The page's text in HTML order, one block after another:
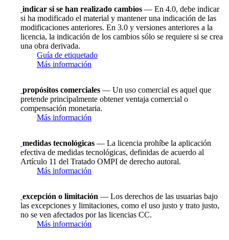
indicar si se han realizado cambios — En 4.0, debe indicar
si ha modificado el material y mantener una indicación de las
modificaciones anteriores. En 3.0 y versiones anteriores a la
licencia, la indicación de los cambios sólo se requiere si se crea
una obra derivada.
Guía de etiquetado
Más información
propósitos comerciales — Un uso comercial es aquel que
pretende principalmente obtener ventaja comercial o
compensación monetaria.
Más información
medidas tecnológicas — La licencia prohíbe la aplicación
efectiva de medidas tecnológicas, definidas de acuerdo al
Artículo 11 del Tratado OMPI de derecho autoral.
Más información
excepción o limitación — Los derechos de las usuarias bajo
las excepciones y limitaciones, como el uso justo y trato justo,
no se ven afectados por las licencias CC.
Más información